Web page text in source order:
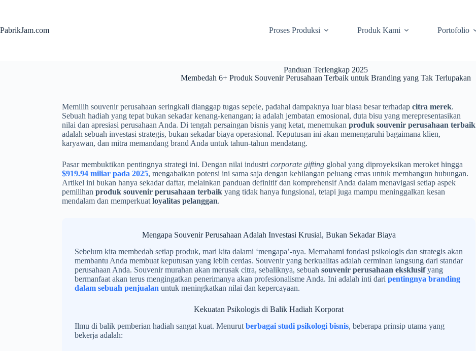
PabrikJam.com Proses Produksi Produk Kami Portofolio
Panduan Terlengkap 2025
Membedah 6+ Produk Souvenir Perusahaan Terbaik untuk Branding yang Tak Terlupakan
Memilih souvenir perusahaan seringkali dianggap tugas sepele, padahal dampaknya luar biasa besar terhadap citra merek.
Sebuah hadiah yang tepat bukan sekadar kenang-kenangan; ia adalah jembatan emosional, duta bisu yang merepresentasikan
nilai dan apresiasi perusahaan Anda. Di tengah persaingan bisnis yang ketat, menemukan produk souvenir perusahaan terbaik
adalah sebuah investasi strategis, bukan sekadar biaya operasional. Keputusan ini akan memengaruhi bagaimana klien,
karyawan, dan mitra memandang brand Anda untuk tahun-tahun mendatang.
Pasar membuktikan pentingnya strategi ini. Dengan nilai industri corporate gifting global yang diproyeksikan meroket hingga
$919.94 miliar pada 2025, mengabaikan potensi ini sama saja dengan kehilangan peluang emas untuk membangun hubungan.
Artikel ini bukan hanya sekadar daftar, melainkan panduan definitif dan komprehensif Anda dalam menavigasi setiap aspek
pemilihan produk souvenir perusahaan terbaik yang tidak hanya fungsional, tetapi juga mampu meninggalkan kesan
mendalam dan memperkuat loyalitas pelanggan.
Mengapa Souvenir Perusahaan Adalah Investasi Krusial, Bukan Sekadar Biaya
Sebelum kita membedah setiap produk, mari kita dalami ‘mengapa’-nya. Memahami fondasi psikologis dan strategis akan
membantu Anda membuat keputusan yang lebih cerdas. Souvenir yang berkualitas adalah cerminan langsung dari standar
perusahaan Anda. Souvenir murahan akan merusak citra, sebaliknya, sebuah souvenir perusahaan eksklusifyang
bermanfaat akan terus mengingatkan penerimanya akan profesionalisme Anda. Ini adalah inti dari pentingnya branding
dalam sebuah penjualan untuk meningkatkan nilai dan kepercayaan.
Kekuatan Psikologis di Balik Hadiah Korporat
Ilmu di balik pemberian hadiah sangat kuat. Menurut berbagai studi psikologi bisnis, beberapa prinsip utama yang
bekerja adalah: